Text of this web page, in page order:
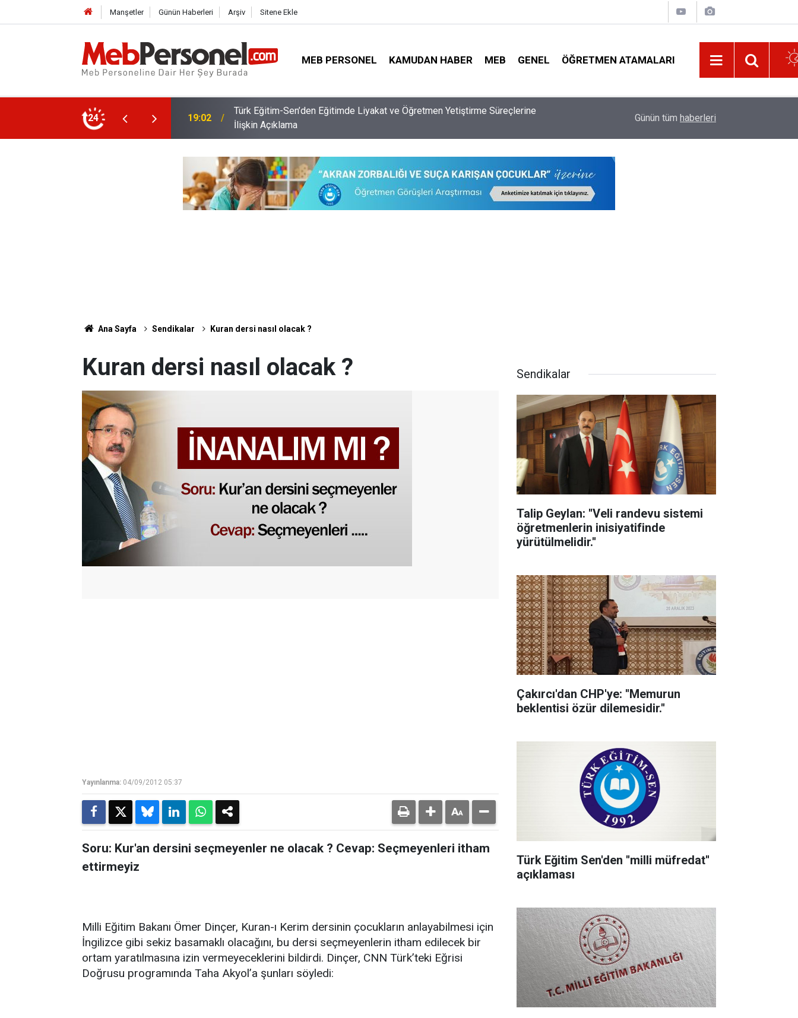
Manşetler Günün Haberleri Arşiv Sitene Ekle
MEB PERSONEL KAMUDAN HABER MEB GENEL ÖĞRETMEN ATAMALARI
24
İlişkin Açıklama
18:32
İl İçi ve İl Dışı Özür Grubu Ataması İçin Öğretmenlere On Binlerce Liralık
Ödeme Yapılacak
Özür Grubu Atamalarında O İlleri Tercih
Günün tüm haberleri
Ana Sayfa Sendikalar Kuran dersi nasıl olacak ?
Kuran dersi nasıl olacak ?
Yayınlanma: 04/09/2012 05:37
Soru: Kur'an dersini seçmeyenler ne olacak ? Cevap: Seçmeyenleri itham
ettirmeyiz
Milli Eğitim Bakanı Ömer Dinçer, Kuran-ı Kerim dersinin çocukların anlayabilmesi için
İngilizce gibi sekiz basamaklı olacağını, bu dersi seçmeyenlerin itham edilecek bir
ortam yaratılmasına izin vermeyeceklerini bildirdi. Dinçer, CNN Türk’teki Eğrisi
Doğrusu programında Taha Akyol’a şunları söyledi:
Sendikalar
Talip Geylan: ''Veli randevu sistemi
öğretmenlerin inisiyatifinde
yürütülmelidir.''
Çakırcı'dan CHP'ye: ''Memurun
beklentisi özür dilemesidir.''
Türk Eğitim Sen'den ''milli müfredat''
açıklaması